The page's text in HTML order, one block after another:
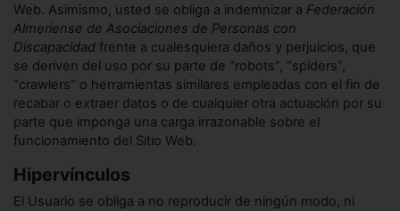
Web. Asimismo, usted se obliga a indemnizar a Federación
Almeriense de Asociaciones de Personas con
Discapacidad frente a cualesquiera daños y perjuicios, que
se deriven del uso por su parte de “robots”, “spiders”,
“crawlers” o herramientas similares empleadas con el fin de
recabar o extraer datos o de cualquier otra actuación por su
parte que imponga una carga irrazonable sobre el
funcionamiento del Sitio Web.
Hipervínculos
El Usuario se obliga a no reproducir de ningún modo, ni